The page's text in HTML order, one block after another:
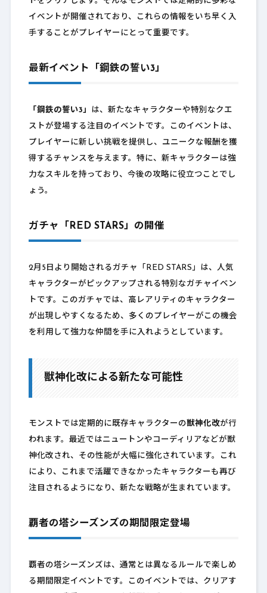
イベントが開催されており、これらの情報をいち早く入
手することがプレイヤーにとって重要です。
最新イベント「鋼鉄の誓い3」
「鋼鉄の誓い3」 は、新たなキャラクターや特別なクエ
ストが登場する注目のイベントです。このイベントは、
プレイヤーに新しい挑戦を提供し、ユニークな報酬を獲
得するチャンスを与えます。特に、新キャラクターは強
力なスキルを持っており、今後の攻略に役立つことでし
ょう。
ガチャ「RED STARS」の開催
2月5日より開始されるガチャ「RED STARS」は、人気
キャラクターがピックアップされる特別なガチャイベン
トです。このガチャでは、高レアリティのキャラクター
が出現しやすくなるため、多くのプレイヤーがこの機会
を利用して強力な仲間を手に入れようとしています。
獣神化改による新たな可能性
モンストでは定期的に既存キャラクターの獣神化改が行
われます。最近ではニュートンやコーディリアなどが獣
神化改され、その性能が大幅に強化されています。これ
により、これまで活躍できなかったキャラクターも再び
注目されるようになり、新たな戦略が生まれています。
覇者の塔シーズンズの期間限定登場
覇者の塔シーズンズは、通常とは異なるルールで楽しめ
る期間限定イベントです。このイベントでは、クリアす